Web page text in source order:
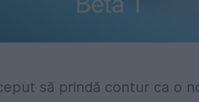
să prindă contur ca o